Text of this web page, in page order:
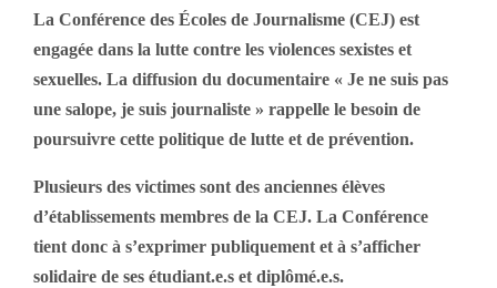
La Conférence des Écoles de Journalisme (CEJ) est
engagée dans la lutte contre les violences sexistes et
sexuelles. La diffusion du documentaire « Je ne suis pas
une salope, je suis journaliste » rappelle le besoin de
poursuivre cette politique de lutte et de prévention.
Plusieurs des victimes sont des anciennes élèves
d’établissements membres de la CEJ. La Conférence
tient donc à s’exprimer publiquement et à s’afficher
solidaire de ses étudiant.e.s et diplômé.e.s.